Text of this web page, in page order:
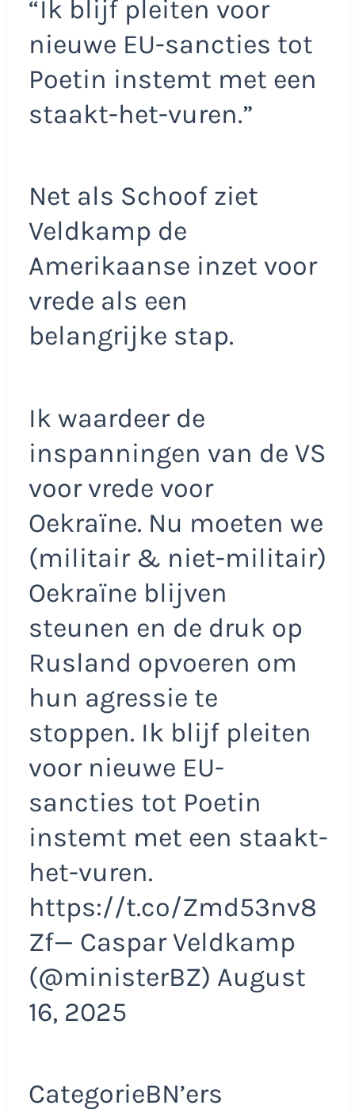
“Ik blijf pleiten voor
nieuwe EU-sancties tot
Poetin instemt met een
staakt-het-vuren.”
Net als Schoof ziet
Veldkamp de
Amerikaanse inzet voor
vrede als een
belangrijke stap.
Ik waardeer de
inspanningen van de VS
voor vrede voor
Oekraïne. Nu moeten we
(militair & niet-militair)
Oekraïne blijven
steunen en de druk op
Rusland opvoeren om
hun agressie te
stoppen. Ik blijf pleiten
voor nieuwe EU-
sancties tot Poetin
instemt met een staakt-
het-vuren.
https://t.co/Zmd53nv8
Zf— Caspar Veldkamp
(@ministerBZ) August
16, 2025
CategorieBN’ers